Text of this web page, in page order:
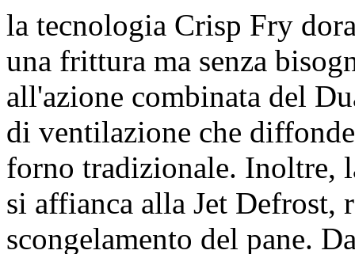
la tecnologia Crisp Fry
una frittura ma senza
all'azione combinata del
di ventilazione che
forno tradizionale. Inoltre,
si affianca alla Jet Defrost,
scongelamento del pane.